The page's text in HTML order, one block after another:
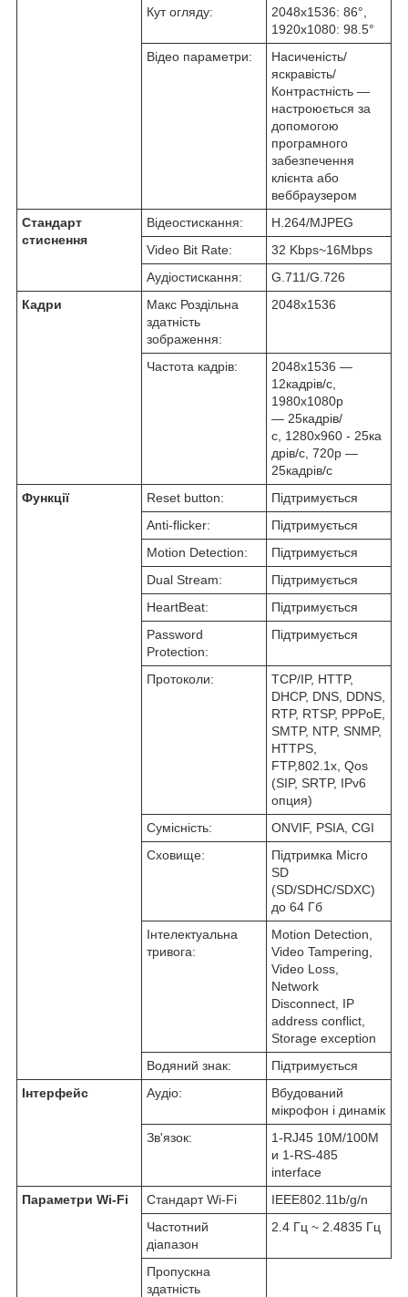
Кут огляду:
2048х1536: 86°,
1920х1080: 98.5°
Відео параметри:
Насиченість/
яскравість/
Контрастність —
настроюється за
допомогою
програмного
забезпечення
клієнта або
веббраузером
Стандарт
стиснення
Відеостискання:
H.264/MJPEG
Video Bit Rate:
32 Kbps~16Mbps
Аудіостискання:
G.711/G.726
Кадри
Макс Роздільна
здатність
зображення:
2048x1536
Частота кадрів:
2048x1536 —
12кадрів/с,
1980х1080р
— 25кадрів/
с, 1280x960 - 25ка
дрів/с, 720p —
25кадрів/с
Функції
Reset button:
Підтримується
Anti-flicker:
Підтримується
Motion Detection:
Підтримується
Dual Stream:
Підтримується
HeartBeat:
Підтримується
Password
Protection:
Підтримується
Протоколи:
TCP/IP, HTTP,
DHCP, DNS, DDNS,
RTP, RTSP, PPPoE,
SMTP, NTP, SNMP,
HTTPS,
FTP,802.1x, Qos
(SIP, SRTP, IPv6
опция)
Сумісність:
ONVIF, PSIA, CGI
Сховище:
Підтримка Micro
SD
(SD/SDHC/SDXC)
до 64 Гб
Інтелектуальна
тривога:
Motion Detection,
Video Tampering,
Video Loss,
Network
Disconnect, IP
address conflict,
Storage exception
Водяний знак:
Підтримується
Інтерфейс
Аудіо:
Вбудований
мікрофон і динамік
Зв'язок:
1-RJ45 10M/100M
и 1-RS-485
interface
Параметри Wi-Fi
Стандарт Wi-Fi
IEEE802.11b/g/n
Частотний
діапазон
2.4 Гц ~ 2.4835 Гц
Пропускна
здатність